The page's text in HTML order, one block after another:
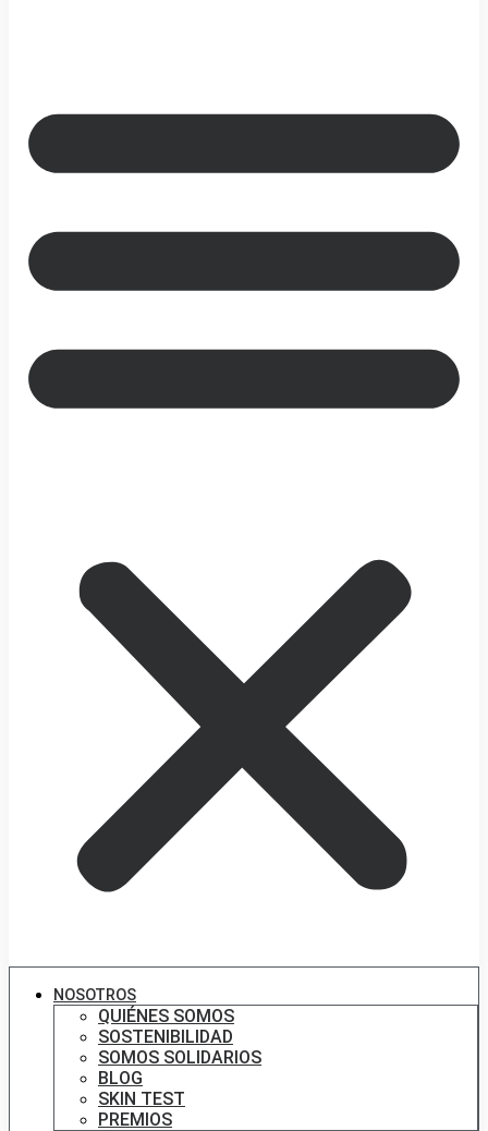
NOSOTROS
QUIÉNES SOMOS
SOSTENIBILIDAD
SOMOS SOLIDARIOS
BLOG
SKIN TEST
PREMIOS